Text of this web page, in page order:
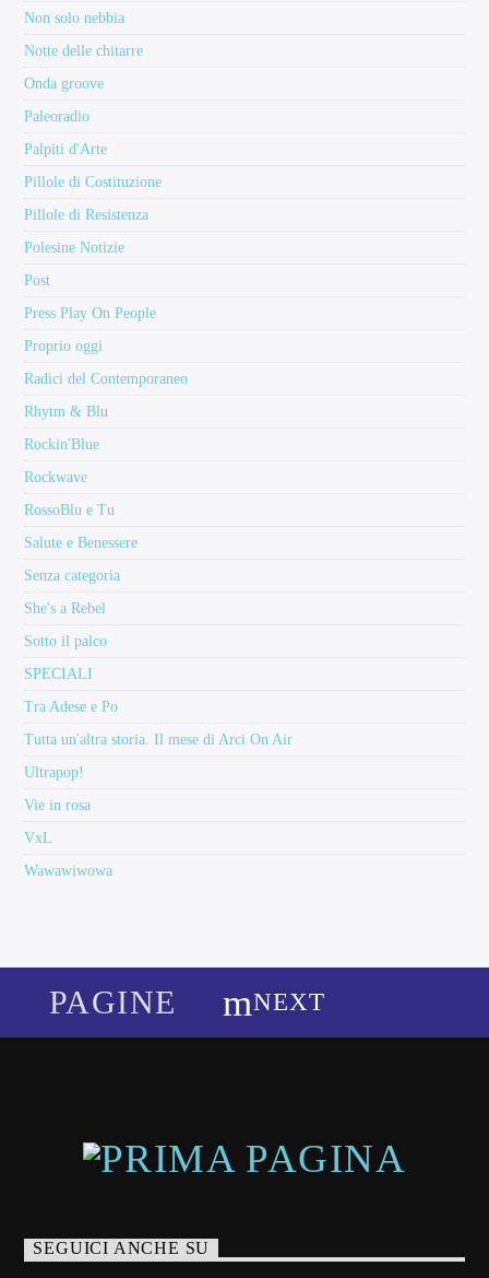
Non solo nebbia
Notte delle chitarre
Onda groove
Paleoradio
Palpiti d'Arte
Pillole di Costituzione
Pillole di Resistenza
Polesine Notizie
Post
Press Play On People
Proprio oggi
Radici del Contemporaneo
Rhytm & Blu
Rockin'Blue
Rockwave
RossoBlu e Tu
Salute e Benessere
Senza categoria
She's a Rebel
Sotto il palco
SPECIALI
Tra Adese e Po
Tutta un'altra storia. Il mese di Arci On Air
Ultrapop!
Vie in rosa
VxL
Wawawiwowa
PAGINE NEXT
SEGUICI ANCHE SU